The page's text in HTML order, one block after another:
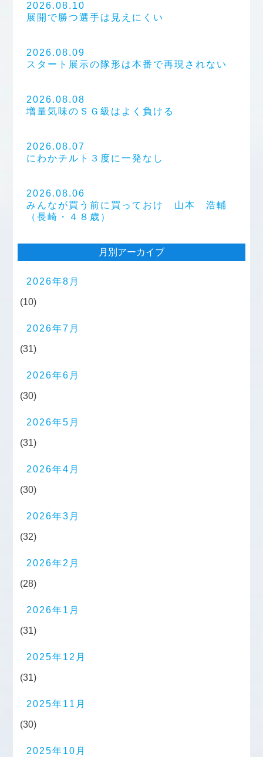
2026.08.10
展開で勝つ選手は見えにくい
2026.08.09
スタート展示の隊形は本番で再現されない
2026.08.08
増量気味のＳＧ級はよく負ける
2026.08.07
にわかチルト３度に一発なし
2026.08.06
みんなが買う前に買っておけ 山本 浩輔
（長崎・４８歳）
月別アーカイブ
2026年8月
(10)
2026年7月
(31)
2026年6月
(30)
2026年5月
(31)
2026年4月
(30)
2026年3月
(32)
2026年2月
(28)
2026年1月
(31)
2025年12月
(31)
2025年11月
(30)
2025年10月